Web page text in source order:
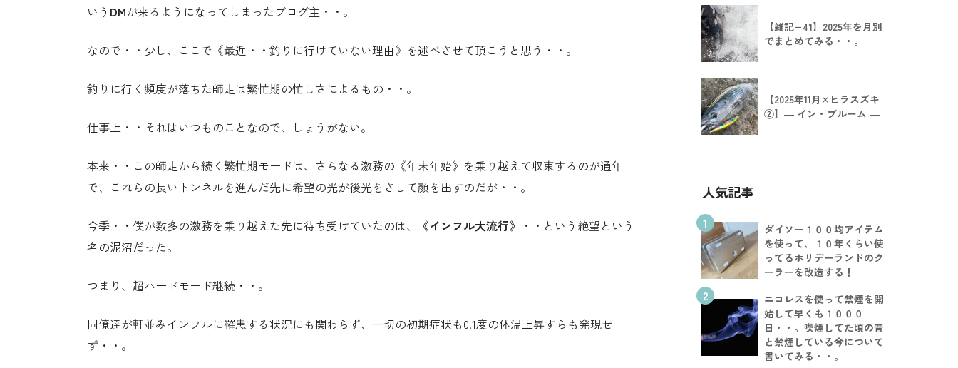
いう DMが来るようになってしまったブログ主・・。
なので・・少し、ここで《最近・・釣りに行けていない理由》を述べさせて頂こうと思う・・。
釣りに行く頻度が落ちた師走は繁忙期の忙しさによるもの・・。
仕事上・・それはいつものことなので、しょうがない。
本来・・この師走から続く繁忙期モードは、さらなる激務の《年末年始》を乗り越えて収束するのが通年
で、これらの長いトンネルを進んだ先に希望の光が後光をさして顔を出すのだが・・。
今季・・僕が数多の激務を乗り越えた先に待ち受けていたのは、 《インフル大流行》 ・・という絶望という
名の泥沼だった。
つまり、超ハードモード継続・・。
同僚達が軒並みインフルに罹患する状況にも関わらず、一切の初期症状も0.1度の体温上昇すらも発現せ
ず・・。
【雑記−41】2025年を月別
でまとめてみる・・。
【2025年11月×ヒラスズキ
②】― イン・ブルーム ―
人気記事
1
ダイソー１００均アイテム
を使って、１０年くらい使
ってるホリデーランドのク
ーラーを改造する！
2
ニコレスを使って禁煙を開
始して早くも１０００
日・・。喫煙してた頃の昔
と禁煙している今について
書いてみる・・。